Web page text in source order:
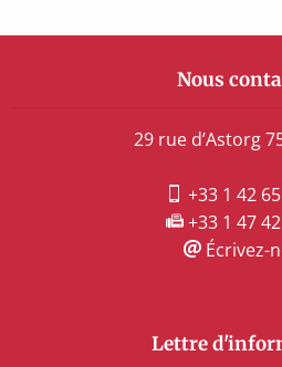
Nous
29 rue d’Astorg
+33 1 42
+33 1 47
Écrivez-
Lettre